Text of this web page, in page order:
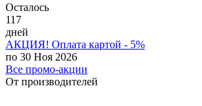
Осталось
117
дней
АКЦИЯ! Оплата картой - 5%
по 30 Ноя 2026
Все промо-акции
От производителей